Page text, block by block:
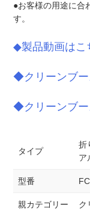
●お客様の用途に合
す。
◆製品動画は
◆クリーンブ
◆クリーンブ
タイプ
折
ア
型番
親カテゴリー ク